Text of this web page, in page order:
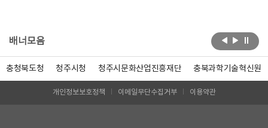
배너모음
충청북도청 청주시청 청주시문화산업진흥재단 충북과학기술혁신원
개인정보보호정책 이메일무단수집거부 이용약관